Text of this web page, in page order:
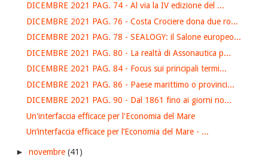
DICEMBRE 2021 PAG. 74 - Al via la IV edizione del ...
DICEMBRE 2021 PAG. 76 - Costa Crociere dona due ro...
DICEMBRE 2021 PAG. 78 - SEALOGY: il Salone europeo...
DICEMBRE 2021 PAG. 80 - La realtà di Assonautica p...
DICEMBRE 2021 PAG. 84 - Focus sui principali termi...
DICEMBRE 2021 PAG. 86 - Paese marittimo o provinci...
DICEMBRE 2021 PAG. 90 - Dal 1861 fino ai giorni no...
Un'interfaccia efficace per l'Economia del Mare
Un’interfaccia efficace per l’Economia del Mare - ...
► novembre (41)